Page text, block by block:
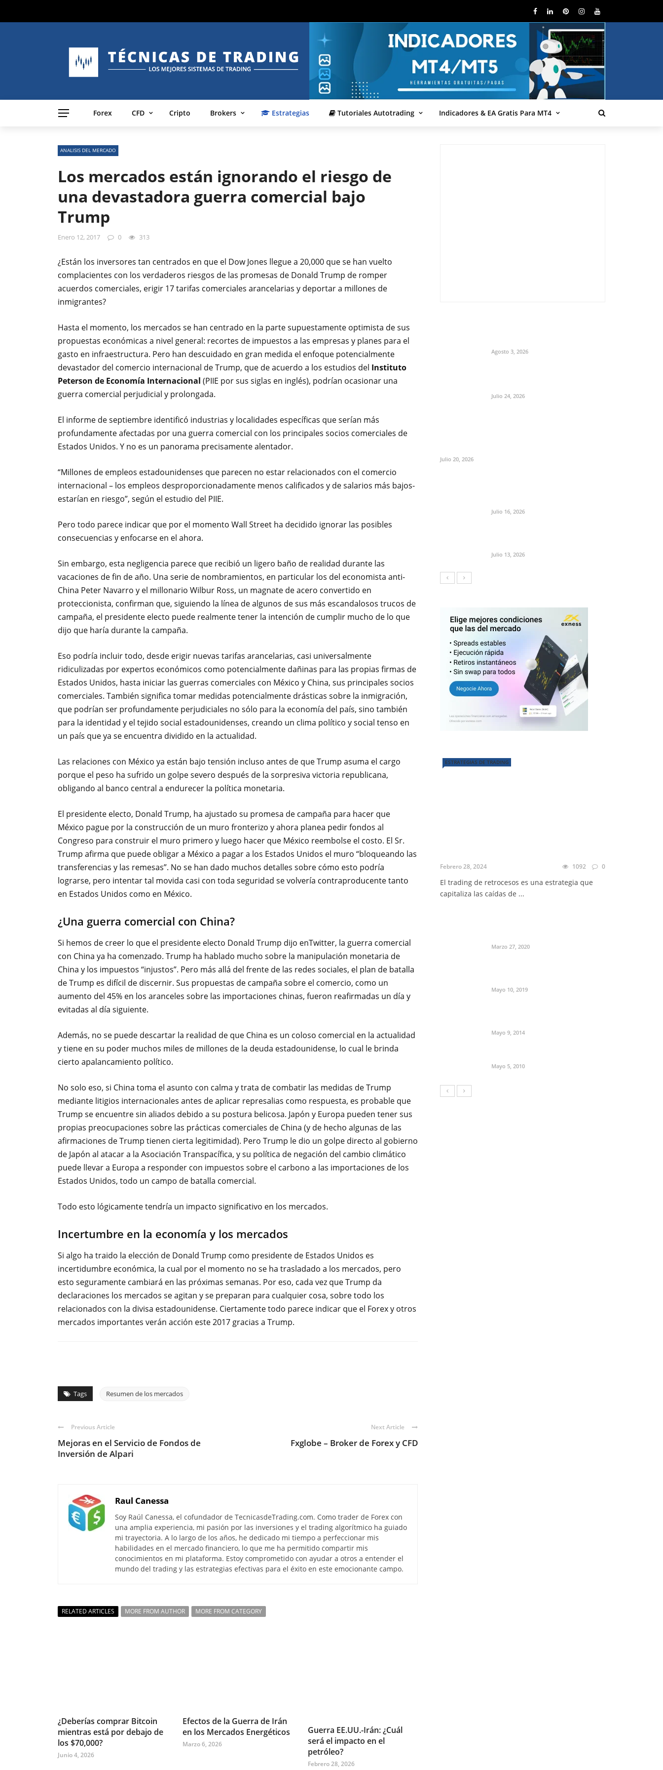
Forex CFD Cripto Brokers Estrategias Tutoriales Autotrading Indicadores & EA Gratis Para MT4
ANALISIS DEL MERCADO
Los mercados están ignorando el riesgo de
una devastadora guerra comercial bajo
Trump
Enero 12, 2017 0 313
¿Están los inversores tan centrados en que el Dow Jones llegue a 20,000 que se han vuelto
complacientes con los verdaderos riesgos de las promesas de Donald Trump de romper
acuerdos comerciales, erigir 17 tarifas comerciales arancelarias y deportar a millones de
inmigrantes?
Hasta el momento, los mercados se han centrado en la parte supuestamente optimista de sus
propuestas económicas a nivel general: recortes de impuestos a las empresas y planes para el
gasto en infraestructura. Pero han descuidado en gran medida el enfoque potencialmente
devastador del comercio internacional de Trump, que de acuerdo a los estudios del Instituto
Peterson de Economía Internacional (PIIE por sus siglas en inglés), podrían ocasionar una
guerra comercial perjudicial y prolongada.
El informe de septiembre identificó industrias y localidades específicas que serían más
profundamente afectadas por una guerra comercial con los principales socios comerciales de
Estados Unidos. Y no es un panorama precisamente alentador.
“Millones de empleos estadounidenses que parecen no estar relacionados con el comercio
internacional – los empleos desproporcionadamente menos calificados y de salarios más bajos-
estarían en riesgo”, según el estudio del PIIE.
Pero todo parece indicar que por el momento Wall Street ha decidido ignorar las posibles
consecuencias y enfocarse en el ahora.
Sin embargo, esta negligencia parece que recibió un ligero baño de realidad durante las
vacaciones de fin de año. Una serie de nombramientos, en particular los del economista anti-
China Peter Navarro y el millonario Wilbur Ross, un magnate de acero convertido en
proteccionista, confirman que, siguiendo la línea de algunos de sus más escandalosos trucos de
campaña, el presidente electo puede realmente tener la intención de cumplir mucho de lo que
dijo que haría durante la campaña.
Eso podría incluir todo, desde erigir nuevas tarifas arancelarias, casi universalmente
ridiculizadas por expertos económicos como potencialmente dañinas para las propias firmas de
Estados Unidos, hasta iniciar las guerras comerciales con México y China, sus principales socios
comerciales. También significa tomar medidas potencialmente drásticas sobre la inmigración,
que podrían ser profundamente perjudiciales no sólo para la economía del país, sino también
para la identidad y el tejido social estadounidenses, creando un clima político y social tenso en
un país que ya se encuentra dividido en la actualidad.
Las relaciones con México ya están bajo tensión incluso antes de que Trump asuma el cargo
porque el peso ha sufrido un golpe severo después de la sorpresiva victoria republicana,
obligando al banco central a endurecer la política monetaria.
El presidente electo, Donald Trump, ha ajustado su promesa de campaña para hacer que
México pague por la construcción de un muro fronterizo y ahora planea pedir fondos al
Congreso para construir el muro primero y luego hacer que México reembolse el costo. El Sr.
Trump afirma que puede obligar a México a pagar a los Estados Unidos el muro “bloqueando las
transferencias y las remesas”. No se han dado muchos detalles sobre cómo esto podría
lograrse, pero intentar tal movida casi con toda seguridad se volvería contraproducente tanto
en Estados Unidos como en México.
¿Una guerra comercial con China?
Si hemos de creer lo que el presidente electo Donald Trump dijo enTwitter, la guerra comercial
con China ya ha comenzado. Trump ha hablado mucho sobre la manipulación monetaria de
China y los impuestos “injustos”. Pero más allá del frente de las redes sociales, el plan de batalla
de Trump es difícil de discernir. Sus propuestas de campaña sobre el comercio, como un
aumento del 45% en los aranceles sobre las importaciones chinas, fueron reafirmadas un día y
evitadas al día siguiente.
Además, no se puede descartar la realidad de que China es un coloso comercial en la actualidad
y tiene en su poder muchos miles de millones de la deuda estadounidense, lo cual le brinda
cierto apalancamiento político.
No solo eso, si China toma el asunto con calma y trata de combatir las medidas de Trump
mediante litigios internacionales antes de aplicar represalias como respuesta, es probable que
Trump se encuentre sin aliados debido a su postura belicosa. Japón y Europa pueden tener sus
propias preocupaciones sobre las prácticas comerciales de China (y de hecho algunas de las
afirmaciones de Trump tienen cierta legitimidad). Pero Trump le dio un golpe directo al gobierno
de Japón al atacar a la Asociación Transpacífica, y su política de negación del cambio climático
puede llevar a Europa a responder con impuestos sobre el carbono a las importaciones de los
Estados Unidos, todo un campo de batalla comercial.
Todo esto lógicamente tendría un impacto significativo en los mercados.
Incertumbre en la economía y los mercados
Si algo ha traido la elección de Donald Trump como presidente de Estados Unidos es
incertidumbre económica, la cual por el momento no se ha trasladado a los mercados, pero
esto seguramente cambiará en las próximas semanas. Por eso, cada vez que Trump da
declaraciones los mercados se agitan y se preparan para cualquier cosa, sobre todo los
relacionados con la divisa estadounidense. Ciertamente todo parece indicar que el Forex y otros
mercados importantes verán acción este 2017 gracias a Trump.
Tags Resumen de los mercados
Previous Article
Mejoras en el Servicio de Fondos de
Inversión de Alpari
Next Article
Fxglobe – Broker de Forex y CFD
Raul Canessa
Soy Raúl Canessa, el cofundador de TecnicasdeTrading.com. Como trader de Forex con
una amplia experiencia, mi pasión por las inversiones y el trading algorítmico ha guiado
mi trayectoria. A lo largo de los años, he dedicado mi tiempo a perfeccionar mis
habilidades en el mercado financiero, lo que me ha permitido compartir mis
conocimientos en mi plataforma. Estoy comprometido con ayudar a otros a entender el
mundo del trading y las estrategias efectivas para el éxito en este emocionante campo.
RELATED ARTICLES MORE FROM AUTHOR MORE FROM CATEGORY
¿Deberías comprar Bitcoin
mientras está por debajo de
los $70,000?
Junio 4, 2026
Efectos de la Guerra de Irán
en los Mercados Energéticos
Marzo 6, 2026
Guerra EE.UU.-Irán: ¿Cuál
será el impacto en el
petróleo?
Febrero 28, 2026
Agosto 3, 2026
Julio 24, 2026
Julio 20, 2026
Julio 16, 2026
Julio 13, 2026
ESTRATEGIAS DE TRADING
Febrero 28, 2024 1092 0
El trading de retrocesos es una estrategia que
capitaliza las caídas de ...
Marzo 27, 2020
Mayo 10, 2019
Mayo 9, 2014
Mayo 5, 2010